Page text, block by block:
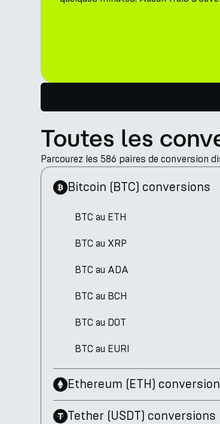
Toutes les
Parcourez les 586 paires de conversion
Bitcoin (BTC) conversions
BTC au ETH
BTC au XRP
BTC au ADA
BTC au BCH
BTC au DOT
BTC au EURI
Ethereum (ETH)
Tether (USDT) conversions